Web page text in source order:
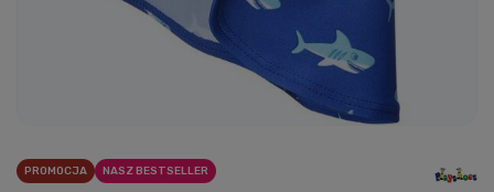
PROMOCJA NASZ BESTSELLER